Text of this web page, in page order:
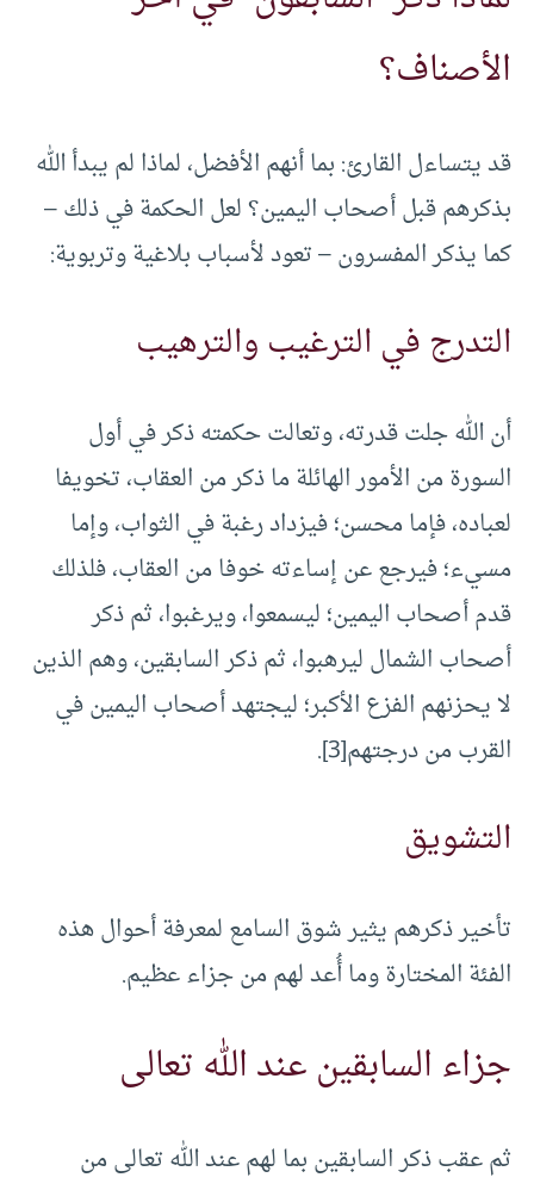
الأصناف؟
قد يتساءل القارئ: بما أنهم الأفضل، لماذا لم يبدأ الله
بذكرهم قبل أصحاب اليمين؟ لعل الحكمة في ذلك –
كما يذكر المفسرون – تعود لأسباب بلاغية وتربوية:
التدرج في الترغيب والترهيب
أن الله جلت قدرته، وتعالت حكمته ذكر في أول
السورة من الأمور الهائلة ما ذكر من العقاب، تخويفا
لعباده، فإما محسن؛ فيزداد رغبة في الثواب، وإما
مسيء؛ فيرجع عن إساءته خوفا من العقاب، فلذلك
قدم أصحاب اليمين؛ ليسمعوا، ويرغبوا، ثم ذكر
أصحاب الشمال ليرهبوا، ثم ذكر السابقين، وهم الذين
لا يحزنهم الفزع الأكبر؛ ليجتهد أصحاب اليمين في
القرب من درجتهم[3]
.
التشويق
تأخير ذكرهم يثير شوق السامع لمعرفة أحوال هذه
الفئة المختارة وما أُعد لهم من جزاء عظيم.
جزاء السابقين عند الله تعالى
ثم عقب ذكر السابقين بما لهم عند الله تعالى من